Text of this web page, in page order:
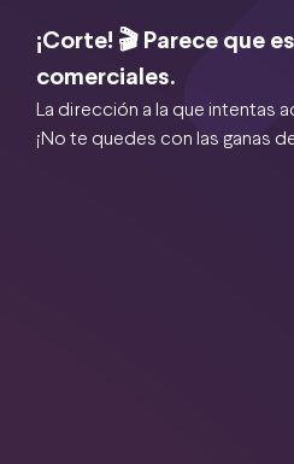
¡Corte! 🎬 Parece que
comerciales.
La dirección a la que intentas
¡No te quedes con las ganas